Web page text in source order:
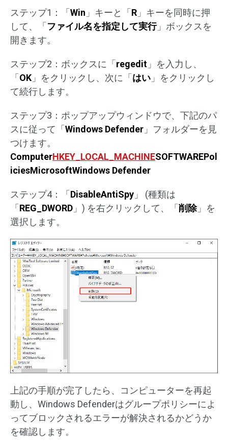
ステップ1：「 Win 」キーと「 R 」キーを同時に押
して、「 ファイル名を指定して実行」ボックスを
開きます。
ステップ2：ボックスに「 regedit 」を入力し、
「 OK 」をクリックし、次に「 はい 」をクリックし
て続行します。
ステップ3：ポップアップウィンドウで、下記のパ
スに従って「 Windows Defender 」フォルダーを見
つけます。
ComputerHKEY_LOCAL_MACHINESOFTWAREPol
iciesMicrosoftWindows Defender
ステップ4：「 DisableAntiSpy 」 (種類は
「 REG_DWORD 」) を右クリックして、「 削除」を
選択します。
上記の手順が完了したら、コンピューターを再起
動し、Windows Defenderはグループポリシーによ
ってブロックされるエラーが解決されるかどうか
を確認します。